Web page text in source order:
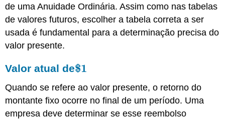
de uma Anuidade Ordinária. Assim como nas tabelas
de valores futuros, escolher a tabela correta a ser
usada é fundamental para a determinação precisa do
valor presente.
Valor atual de$1
$1
Quando se refere ao valor presente, o retorno do
montante fixo ocorre no final de um período. Uma
empresa deve determinar se esse reembolso